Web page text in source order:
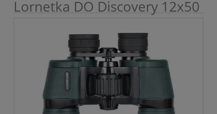
Lornetka DO Discovery 12x50